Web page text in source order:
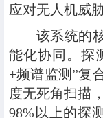
应对无人机威
该系统的
能化协同。探
+频谱监测”复
度无死角扫描
98%以上的探